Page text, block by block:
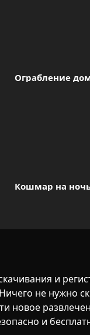
Ограбление
Кошмар на
и
не нужно
новое
и